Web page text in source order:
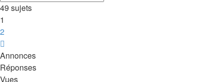
49 sujets
1
2
Annonces
Réponses
Vues